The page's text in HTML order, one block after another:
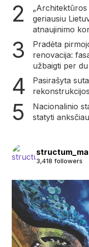
„Architektūros
geriausiu
atnaujinimo
Pradėta
renovacija:
užbaigti per
Pasirašyta
rekonstrukcijos
Nacionalinio
statyti
3,418 followers